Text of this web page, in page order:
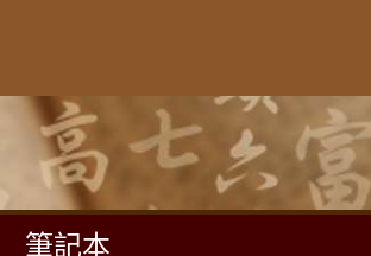
筆記本